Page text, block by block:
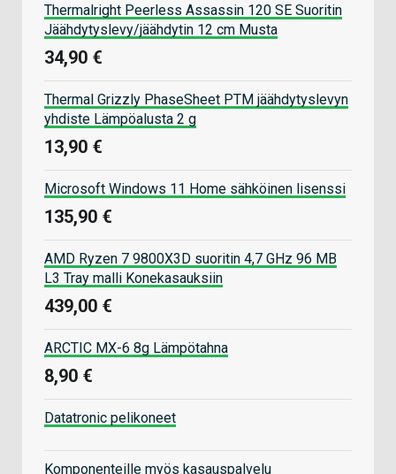
Thermalright Peerless Assassin 120 SE Suoritin
Jäähdytyslevy/jäähdytin 12 cm Musta
34,90 €
Thermal Grizzly PhaseSheet PTM jäähdytyslevyn
yhdiste Lämpöalusta 2 g
13,90 €
Microsoft Windows 11 Home sähköinen lisenssi
135,90 €
AMD Ryzen 7 9800X3D suoritin 4,7 GHz 96 MB
L3 Tray malli Konekasauksiin
439,00 €
ARCTIC MX-6 8g Lämpötahna
8,90 €
Datatronic pelikoneet
Komponenteille myös kasauspalvelu